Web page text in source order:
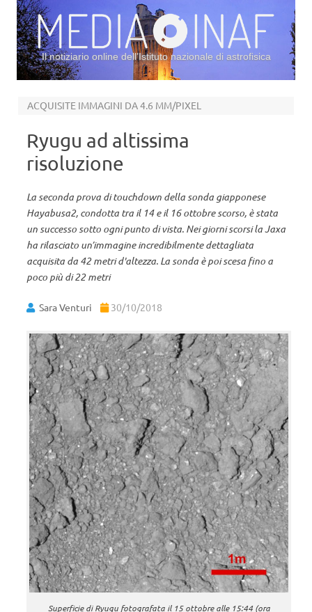
Il notiziario online dell’Istituto nazionale di astrofisica
ACQUISITE IMMAGINI DA 4.6 MM/PIXEL
Ryugu ad altissima
risoluzione
La seconda prova di touchdown della sonda giapponese
Hayabusa2, condotta tra il 14 e il 16 ottobre scorso, è stata
un successo sotto ogni punto di vista. Nei giorni scorsi la Jaxa
ha rilasciato un’immagine incredibilmente dettagliata
acquisita da 42 metri d'altezza. La sonda è poi scesa fino a
poco più di 22 metri
Sara Venturi 30/10/2018
Superficie di Ryugu fotografata il 15 ottobre alle 15:44 (ora